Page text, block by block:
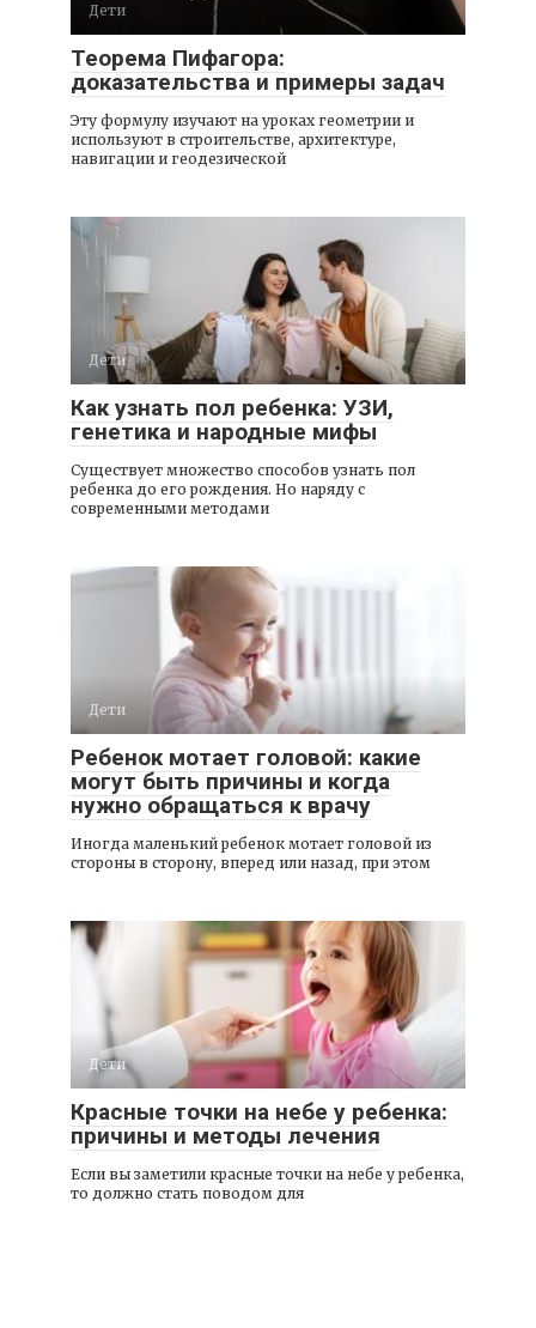
Дети
Теорема Пифагора:
доказательства и примеры задач
Эту формулу изучают на уроках геометрии и
используют в строительстве, архитектуре,
навигации и геодезической
Дети
Как узнать пол ребенка: УЗИ,
генетика и народные мифы
Существует множество способов узнать пол
ребенка до его рождения. Но наряду с
современными методами
Дети
Ребенок мотает головой: какие
могут быть причины и когда
нужно обращаться к врачу
Иногда маленький ребенок мотает головой из
стороны в сторону, вперед или назад, при этом
Дети
Красные точки на небе у ребенка:
причины и методы лечения
Если вы заметили красные точки на небе у ребенка,
то должно стать поводом для